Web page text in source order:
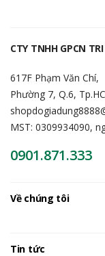
CTY TNHH GPCN
617F Phạm Văn Chí,
Phường 7, Q.6,
MST: 0309934090,
0901.871.333
Về chúng tôi
Tin tức